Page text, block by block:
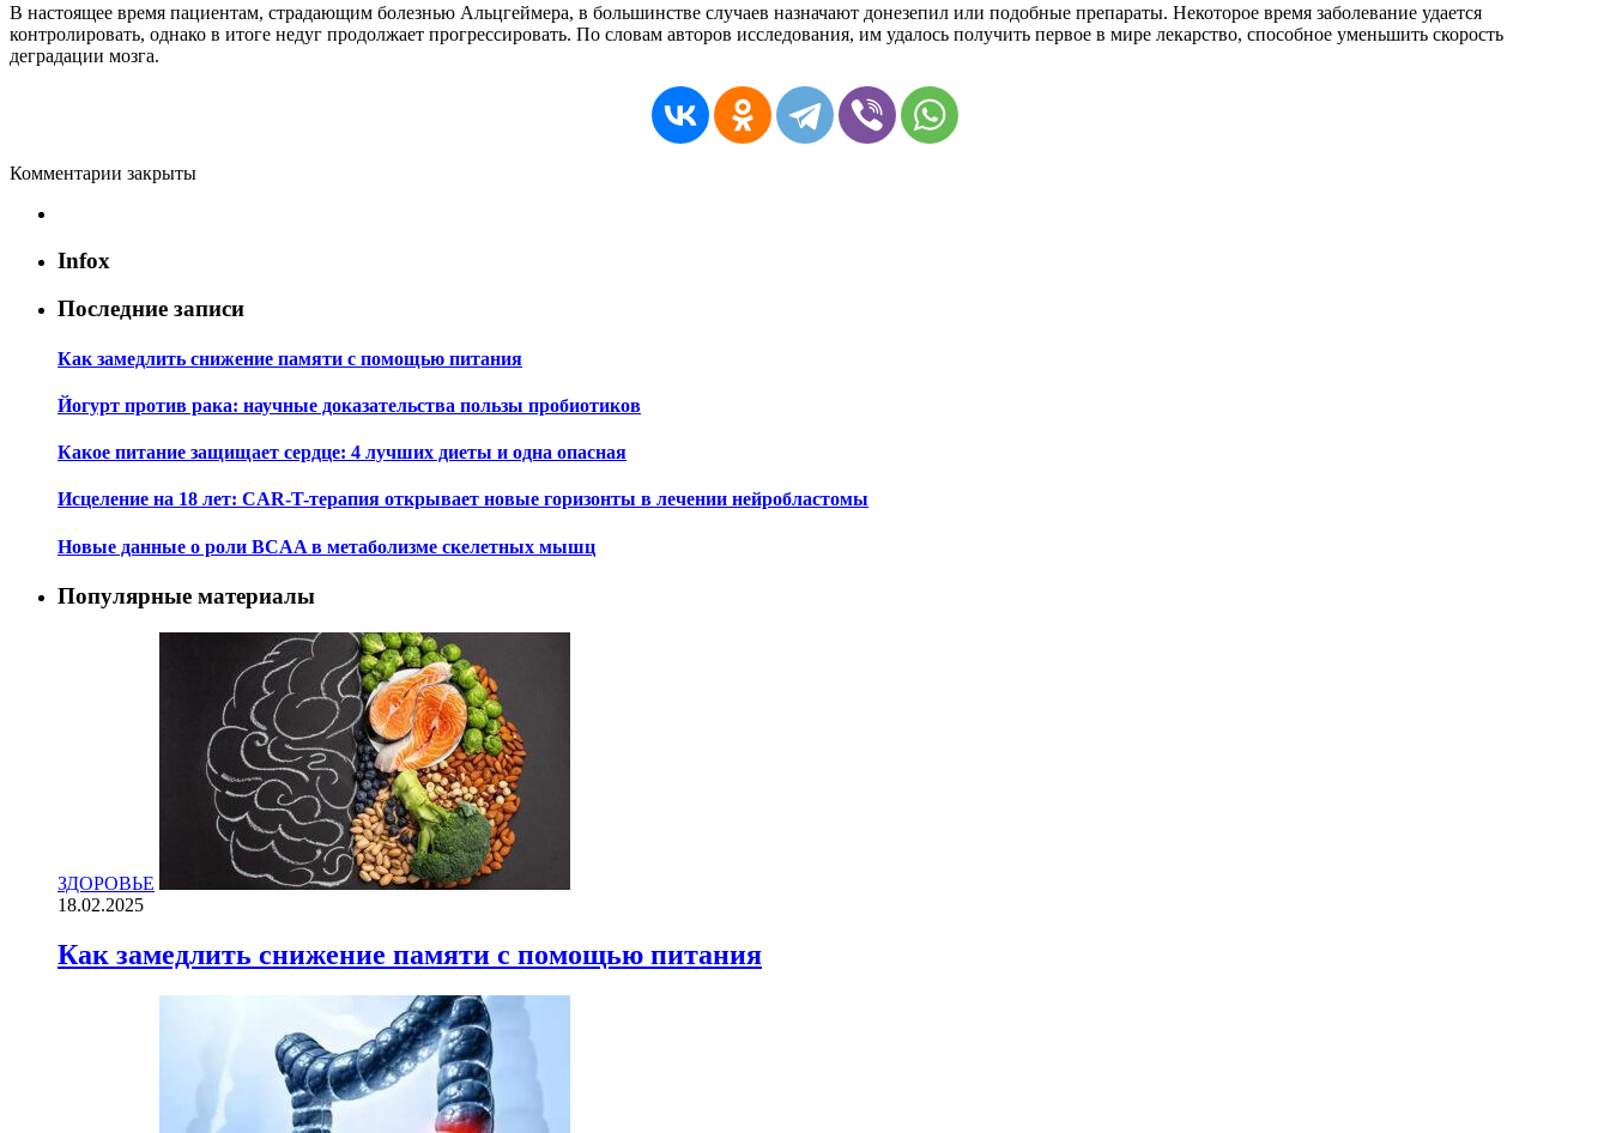
В настоящее время пациентам, страдающим болезнью Альцгеймера, в большинстве случаев назначают донезепил или подобные препараты. Некоторое время заболевание удается
контролировать, однако в итоге недуг продолжает прогрессировать. По словам авторов исследования, им удалось получить первое в мире лекарство, способное уменьшить скорость
деградации мозга.
Комментарии закрыты
Infox
Последние записи
Как замедлить снижение памяти с помощью питания
Йогурт против рака: научные доказательства пользы пробиотиков
Какое питание защищает сердце: 4 лучших диеты и одна опасная
Исцеление на 18 лет: CAR-T-терапия открывает новые горизонты в лечении нейробластомы
Новые данные о роли BCAA в метаболизме скелетных мышц
Популярные материалы
ЗДОРОВЬЕ
18.02.2025
Как замедлить снижение памяти с помощью питания